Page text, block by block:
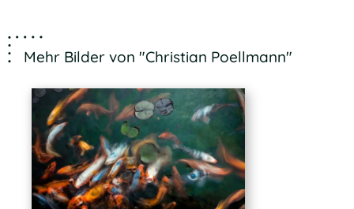
Mehr Bilder von "Christian Poellmann"